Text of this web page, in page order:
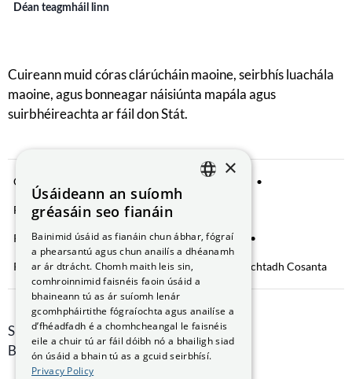
Déan teagmháil linn
Cuireann muid córas clárúcháin maoine, seirbhís luachála
maoine, agus bonneagar náisiúnta mapála agus
suirbhéireachta ar fáil don Stát.
Comhroinnt Sonraí Fógra Príobháideachta
Fianáin a bhainistiú Saoráil Faisnéise
Ráiteas Inrochtaineachta Brústocaireacht
Rochtain ar Fhaisnéis faoin gComhshaol Nochtadh Cosanta
Smithfield Hall, Margadh na Feirme,
Baile Átha Cliath 7, D07 AEF4
×
Úsáideann an suíomh
gréasáin seo fianáin
Bainimid úsáid as fianáin chun ábhar, fógraí
a phearsantú agus chun anailís a dhéanamh
ar ár dtrácht. Chomh maith leis sin,
comhroinnimid faisnéis faoin úsáid a
bhaineann tú as ár suíomh lenár
gcomhpháirtithe fógraíochta agus anailíse a
d’fhéadfadh é a chomhcheangal le faisnéis
eile a chuir tú ar fáil dóibh nó a bhailigh siad
ón úsáid a bhain tú as a gcuid seirbhísí.
Privacy Policy